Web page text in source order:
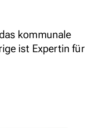
kommunale
ist Expertin für